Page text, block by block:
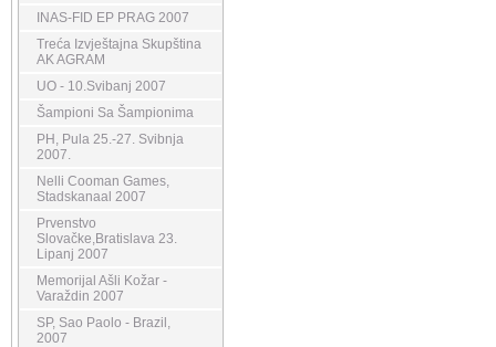
INAS-FID EP PRAG 2007
Treća Izvještajna Skupština
AK AGRAM
UO - 10.Svibanj 2007
Šampioni Sa Šampionima
PH, Pula 25.-27. Svibnja
2007.
Nelli Cooman Games,
Stadskanaal 2007
Prvenstvo
Slovačke,Bratislava 23.
Lipanj 2007
Memorijal Ašli Kožar -
Varaždin 2007
SP, Sao Paolo - Brazil,
2007